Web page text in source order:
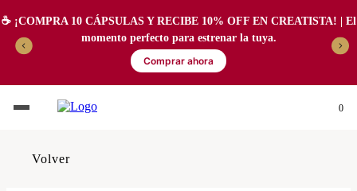
☕️ ¡COMPRA 10 CÁPSULAS Y RECIBE 10% OFF EN CREATISTA! | El
momento perfecto para estrenar la tuya.
Comprar ahora
0
Volver